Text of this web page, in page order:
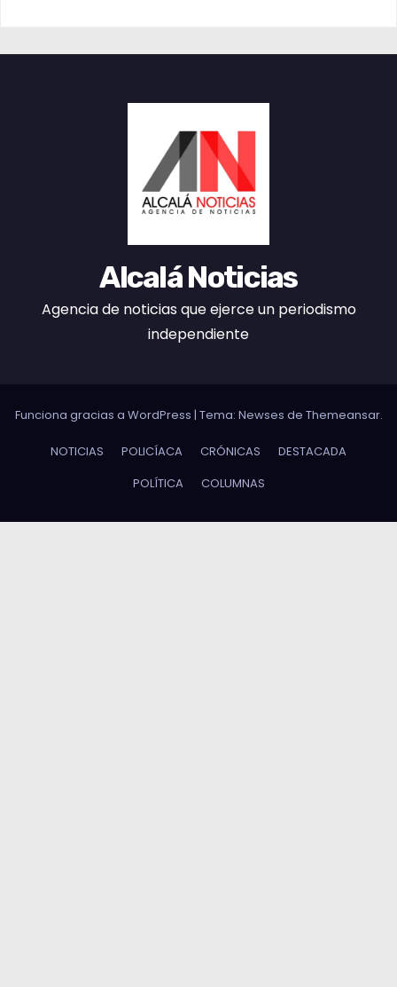
Alcalá Noticias
Agencia de noticias que ejerce un periodismo
independiente
Funciona gracias a WordPress | Tema: Newses de Themeansar.
NOTICIAS POLICÍACA CRÓNICAS
DESTACADA
POLÍTICA
COLUMNAS